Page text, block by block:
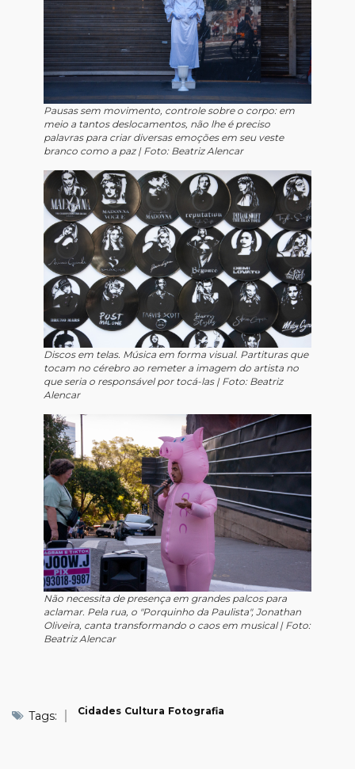
Pausas sem movimento, controle sobre o corpo: em
meio a tantos deslocamentos, não lhe é preciso
palavras para criar diversas emoções em seu veste
branco como a paz | Foto: Beatriz Alencar
Discos em telas. Música em forma visual. Partituras que
tocam no cérebro ao remeter a imagem do artista no
que seria o responsável por tocá-las | Foto: Beatriz
Alencar
Não necessita de presença em grandes palcos para
aclamar. Pela rua, o "Porquinho da Paulista", Jonathan
Oliveira, canta transformando o caos em musical | Foto:
Beatriz Alencar
Tags: Cidades Cultura Fotografia